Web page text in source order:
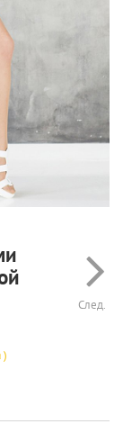
След.
)